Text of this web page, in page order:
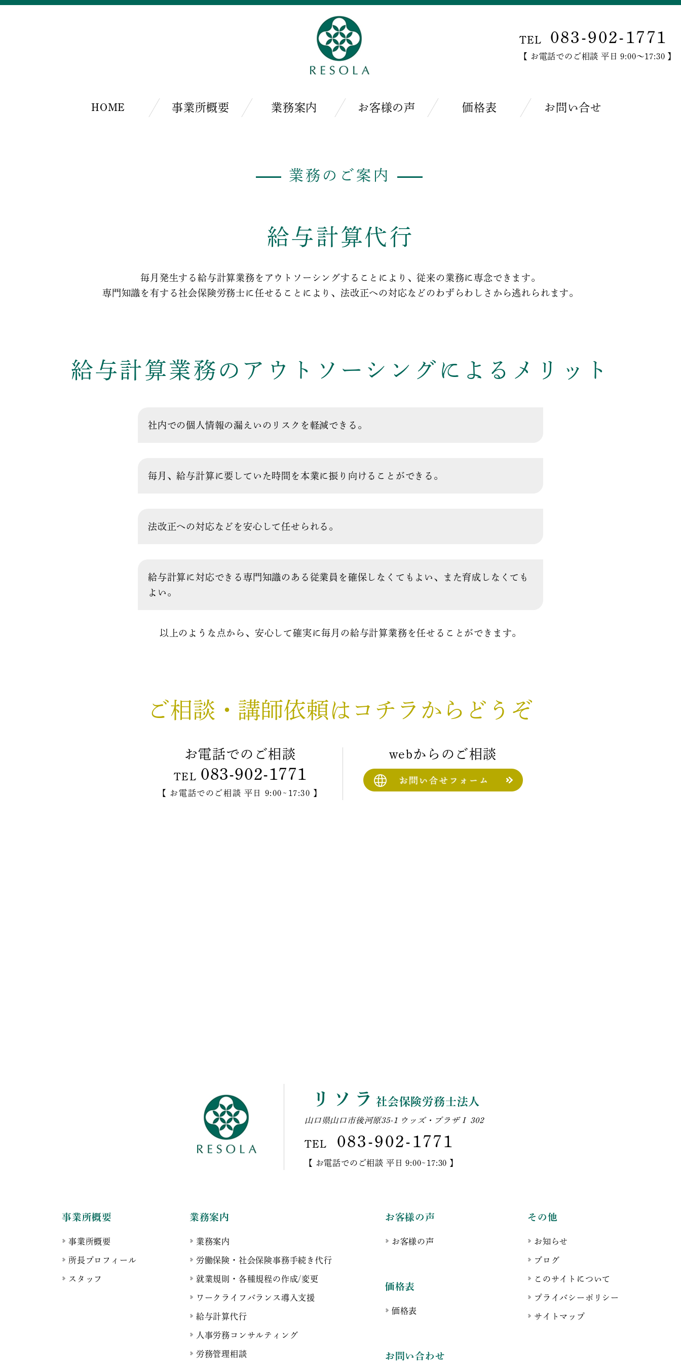
TEL 083-902-1771
【 お電話でのご相談 平日 9:00〜17:30 】
HOME 事業所概要 業務案内 お客様の声 価格表 お問い合せ
業務のご案内
給与計算代行
毎月発生する給与計算業務をアウトソーシングすることにより、従来の業務に専念できます。
専門知識を有する社会保険労務士に任せることにより、法改正への対応などのわずらわしさから逃れられます。
給与計算業務のアウトソーシングによるメリット
社内での個人情報の漏えいのリスクを軽減できる。
毎月、給与計算に要していた時間を本業に振り向けることができる。
法改正への対応などを安心して任せられる。
給与計算に対応できる専門知識のある従業員を確保しなくてもよい、また育成しなくても
よい。
以上のような点から、安心して確実に毎月の給与計算業務を任せることができます。
ご相談・講師依頼はコチラからどうぞ
お電話でのご相談
TEL 083-902-1771
【 お電話でのご相談 平日 9:00~17:30 】
webからのご相談
リソラ 社会保険労務士法人
山口県山口市後河原35-1 ウッズ・プラザⅠ 302
TEL 083-902-1771
【 お電話でのご相談 平日 9:00~17:30 】
事業所概要
事業所概要
所長プロフィール
スタッフ
業務案内
業務案内
労働保険・社会保険事務手続き代行
就業規則・各種規程の作成/変更
ワークライフバランス導入支援
給与計算代行
人事労務コンサルティング
労務管理相談
お客様の声
お客様の声
価格表
価格表
お問い合わせ
その他
お知らせ
ブログ
このサイトについて
プライバシーポリシー
サイトマップ